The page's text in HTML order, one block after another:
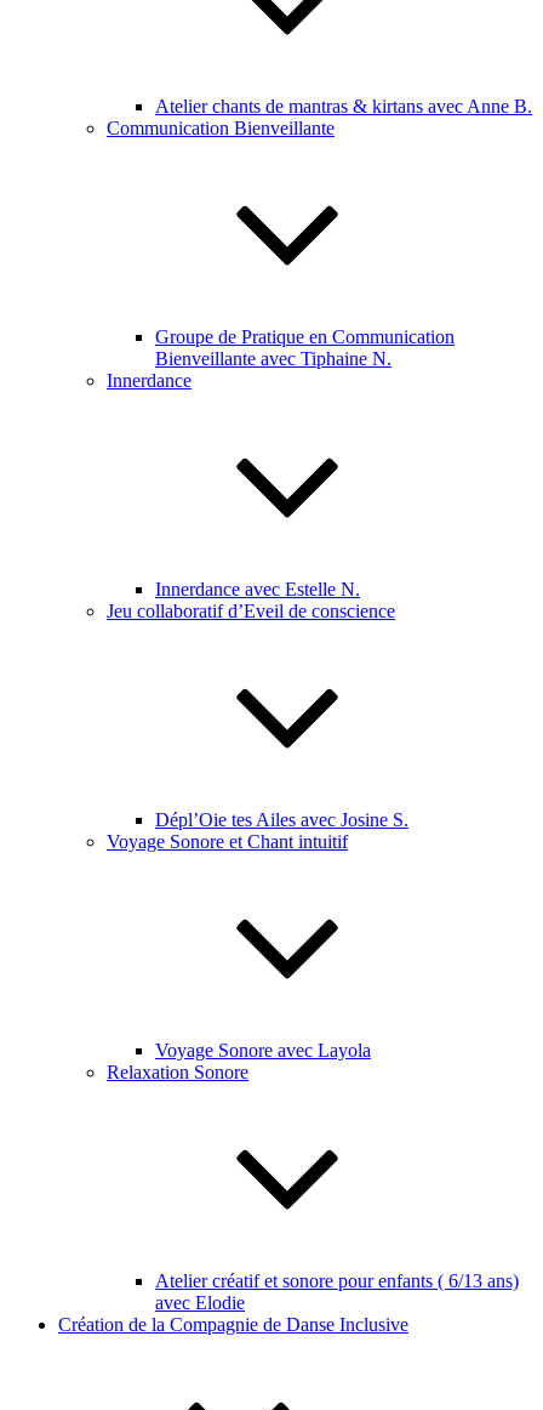
Atelier chants de mantras & kirtans avec Anne B.
Communication Bienveillante
Groupe de Pratique en Communication
Bienveillante avec Tiphaine N.
Innerdance
Innerdance avec Estelle N.
Jeu collaboratif d’Eveil de conscience
Dépl’Oie tes Ailes avec Josine S.
Voyage Sonore et Chant intuitif
Voyage Sonore avec Layola
Relaxation Sonore
Atelier créatif et sonore pour enfants ( 6/13 ans)
avec Elodie
Création de la Compagnie de Danse Inclusive